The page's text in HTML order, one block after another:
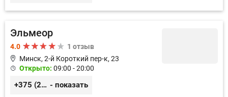
Эльмеор
4.0
1 отзыв
Минск, 2-й Короткий пер-к, 23
Открыто: 09:00 - 20:00
+375 (29) 960 58 38 - показать